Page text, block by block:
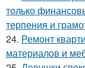
только
терпения и
24. Ремонт
материалов и